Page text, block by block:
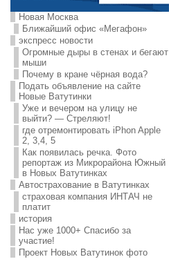
Новая Москва
Ближайший офис «Мегафон»
экспресс новости
Огромные дыры в стенах и бегают
мыши
Почему в кране чёрная вода?
Подать объявление на сайте
Новые Ватутинки
Уже и вечером на улицу не
выйти? — Стреляют!
где отремонтировать iPhon Apple
2, 3,4, 5
Как появилась речка. Фото
репортаж из Микрорайона Южный
в Новых Ватутинках
Автострахование в Ватутинках
страховая компания ИНТАЧ не
платит
история
Нас уже 1000+ Спасибо за
участие!
Проект Новых Ватутинок фото